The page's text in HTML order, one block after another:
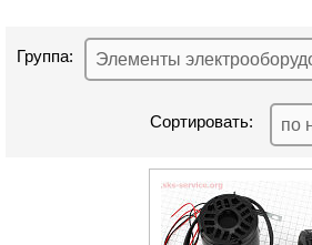
Группа:
Сортировать: